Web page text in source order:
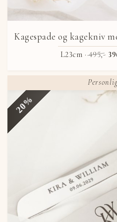
Kagespade og kagekniv
L23cm ·495,-
20%